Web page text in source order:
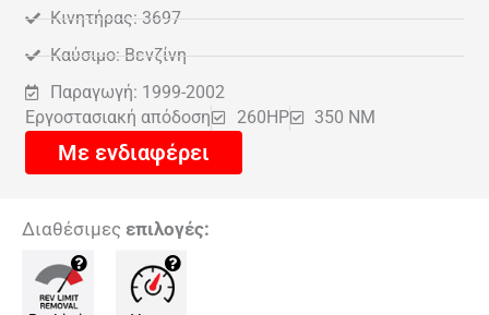
Κινητήρας: 3697
Καύσιμο: Βενζίνη
Παραγωγή: 1999-2002
Εργοστασιακή απόδοση
260HP 350 NM
Με ενδιαφέρει
Διαθέσιμες επιλογές: